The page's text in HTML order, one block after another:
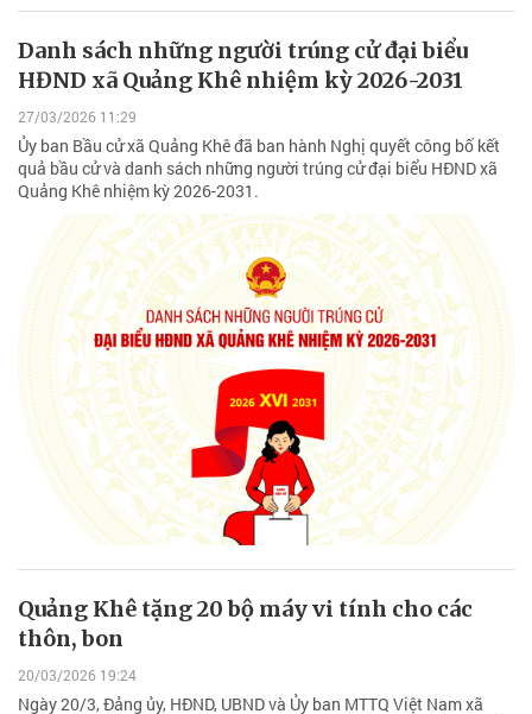
Danh sách những người trúng cử đại biểu
HĐND xã Quảng Khê nhiệm kỳ 2026-2031
27/03/2026 11:29
Ủy ban Bầu cử xã Quảng Khê đã ban hành Nghị quyết công bố kết
quả bầu cử và danh sách những người trúng cử đại biểu HĐND xã
Quảng Khê nhiệm kỳ 2026-2031.
Quảng Khê tặng 20 bộ máy vi tính cho các
thôn, bon
20/03/2026 19:24
Ngày 20/3, Đảng ủy, HĐND, UBND và Ủy ban MTTQ Việt Nam xã